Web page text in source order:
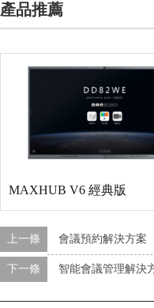
產品推薦
MAXHUB V6 經典版
上一條 會議預約解決方案
下一條 智能會議管理解決